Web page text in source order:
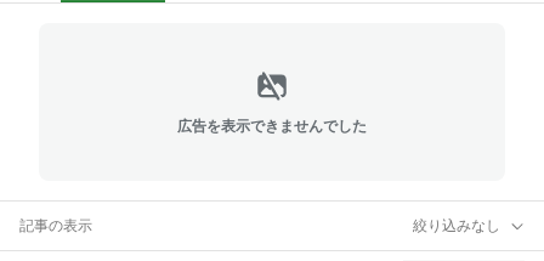
広告を表示できませんでした
記事の表示 絞り込みなし